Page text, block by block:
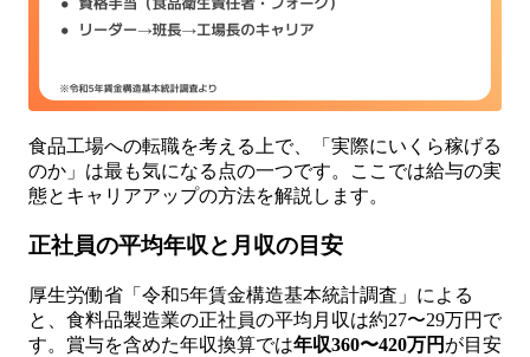
食品工場への転職を考える上で、「実際にいくら稼げる
のか」は最も気になる点の一つです。ここでは給与の実
態とキャリアアップの方法を解説します。
正社員の平均年収と月収の目安
厚生労働省「令和5年賃金構造基本統計調査」による
と、食料品製造業の正社員の平均月収は約27〜29万円で
す。賞与を含めた年収換算では年収360〜420万円 が目安